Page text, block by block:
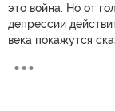
это война. Но от
депрессии
века покажутся